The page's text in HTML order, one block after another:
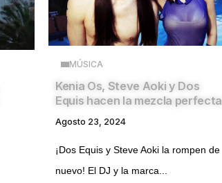
MÚSICA
Kenia Os, Steve Aoki y Dos
Equis hacen la mezcla perfecta
Agosto 23, 2024
¡Dos Equis y Steve Aoki la rompen de
nuevo! El DJ y la marca...